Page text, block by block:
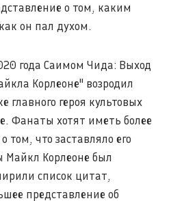
о том, каким
он пал духом.
года Саимом Чида: Выход
Корлеоне" возродил
главного героя культовых
Фанаты хотят иметь более
том, что заставляло его
Майкл Корлеоне был
список цитат,
представление об